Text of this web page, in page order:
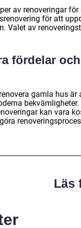
av renoveringar
för att
Valet av
fördelar
gamla hus
kan vara
Läs